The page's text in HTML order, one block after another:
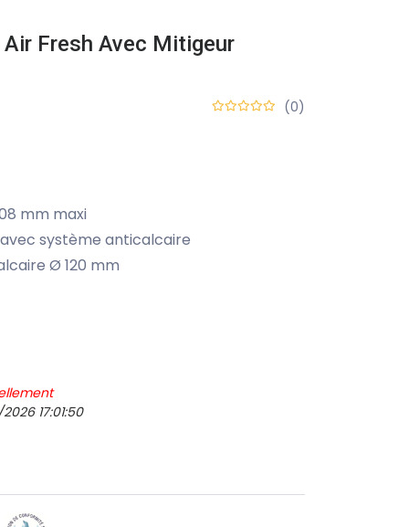
Fresh Avec Mitigeur
(0)
mm maxi
système anticalcaire
Ø 120 mm
17:01:50